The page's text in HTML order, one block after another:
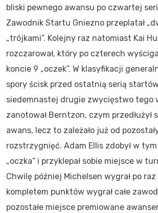
bliski pewnego awansu po czwartej
Zawodnik Startu Gniezno przeplatał
„trójkami”. Kolejny raz natomiast Kai
rozczarował, który po czterech
koncie 9 „oczek”. W klasyfikacji
spory ścisk przed ostatnią serią
siedemnastej drugie zwycięstwo tego
zanotował Berntzon, czym przedłużył
awans, lecz to zależało już od
rozstrzygnięć. Adam Ellis zdobył w
„oczka” i przyklepał sobie miejsce w
Chwilę później Michelsen wygrał po
kompletem punktów wygrał całe
pozostałe miejsce premiowane